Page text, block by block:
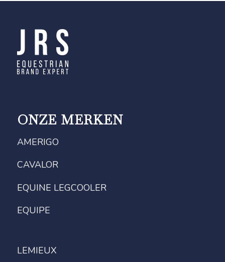
ONZE MERKEN
AMERIGO
CAVALOR
EQUINE LEGCOOLER
EQUIPE
LEMIEUX